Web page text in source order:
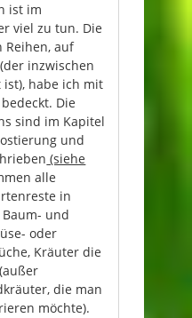
ist im
viel zu tun. Die
Reihen, auf
inzwischen
habe ich mit
Die
sind im Kapitel
und
(siehe
alle
in
Baum- und
oder
Kräuter die
die man
möchte).